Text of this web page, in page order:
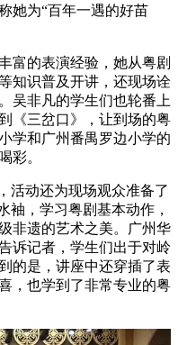
她为“百年一遇的好苗
富的表演经验，她从粤剧
知识普及开讲，还现场诠
吴非凡的学生们也轮番上
《三岔口》，让到场的粤
学和广州番禺罗边小学的
彩。
活动还为现场观众准备了
袖，学习粤剧基本动作，
非遗的艺术之美。广州华
诉记者，学生们出于对岭
的是，讲座中还穿插了表
，也学到了非常专业的粤